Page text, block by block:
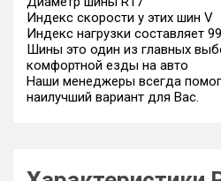
Индекс скорости у этих шин V
Индекс нагрузки составляет 99
Шины это один из главных
комфортной езды на авто
Наши менеджеры всегда
наилучший вариант для Вас.